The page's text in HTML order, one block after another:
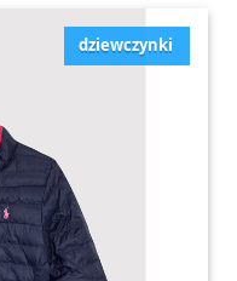
dziewczynki